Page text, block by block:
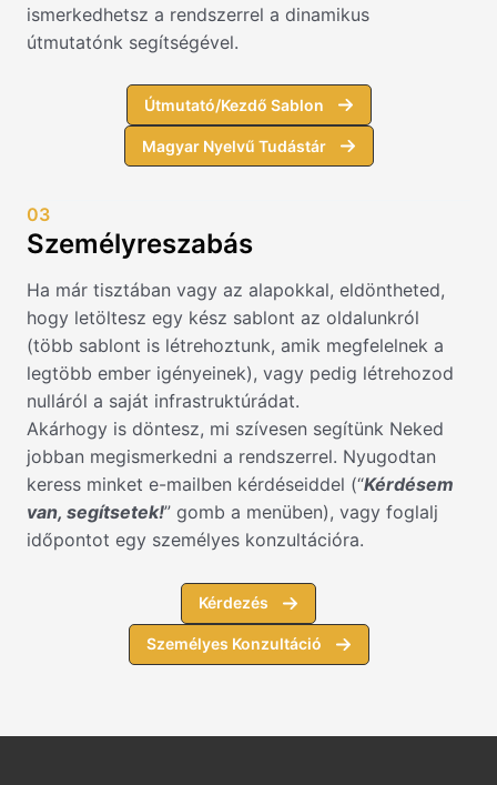
ismerkedhetsz a rendszerrel a dinamikus
útmutatónk segítségével.
Útmutató/Kezdő Sablon
Magyar Nyelvű Tudástár
03
Személyreszabás
Ha már tisztában vagy az alapokkal, eldöntheted,
hogy letöltesz egy kész sablont az oldalunkról
(több sablont is létrehoztunk, amik megfelelnek a
legtöbb ember igényeinek), vagy pedig létrehozod
nulláról a saját infrastruktúrádat.
Akárhogy is döntesz, mi szívesen segítünk Neked
jobban megismerkedni a rendszerrel. Nyugodtan
keress minket e-mailben kérdéseiddel (“Kérdésem
van, segítsetek!” gomb a menüben), vagy foglalj
időpontot egy személyes konzultációra.
Kérdezés
Személyes Konzultáció